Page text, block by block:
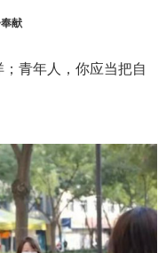
奉献
； 青年人
，你应当把自